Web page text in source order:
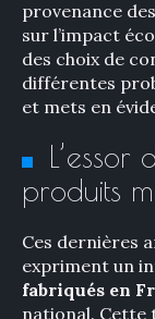
provenance
sur l’impact
des choix de
différentes
et mets en
produits
Ces dernières
expriment un
fabriqués en
national. Cette